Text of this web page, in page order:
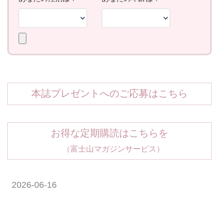
本誌プレゼントへのご応募はこちら
お得な定期購読はこちらを
（富士山マガジンサービス）
2026-06-16